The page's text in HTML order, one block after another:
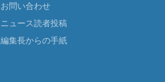
お問い合わせ
ニュース読者投稿
編集長からの手紙